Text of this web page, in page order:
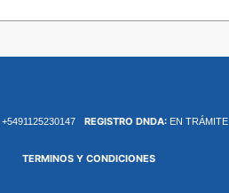
+5491125230147 REGISTRO DNDA: EN TRÁMITE
TERMINOS Y CONDICIONES